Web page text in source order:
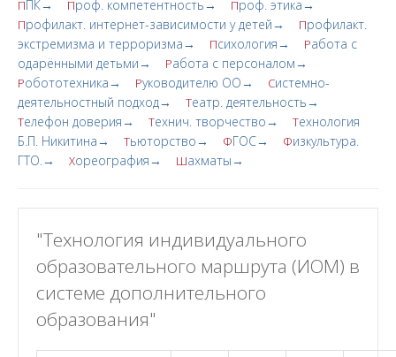
ППК→ Проф. компетентность→ Проф. этика→
Профилакт. интернет-зависимости у детей→ Профилакт.
экстремизма и терроризма→
Психология→ Работа с
одарёнными детьми→
Работа с персоналом→
Робототехника→ Руководителю ОО→ Системно-
деятельностный подход→
Театр. деятельность→
Телефон доверия→ Технич. творчество→ Технология
Б.П. Никитина→
Тьюторство→ ФГОС→ Физкультура.
ГТО.→
Хореография→ Шахматы→
"Технология индивидуального
образовательного маршрута (ИОМ) в
системе дополнительного
образования"